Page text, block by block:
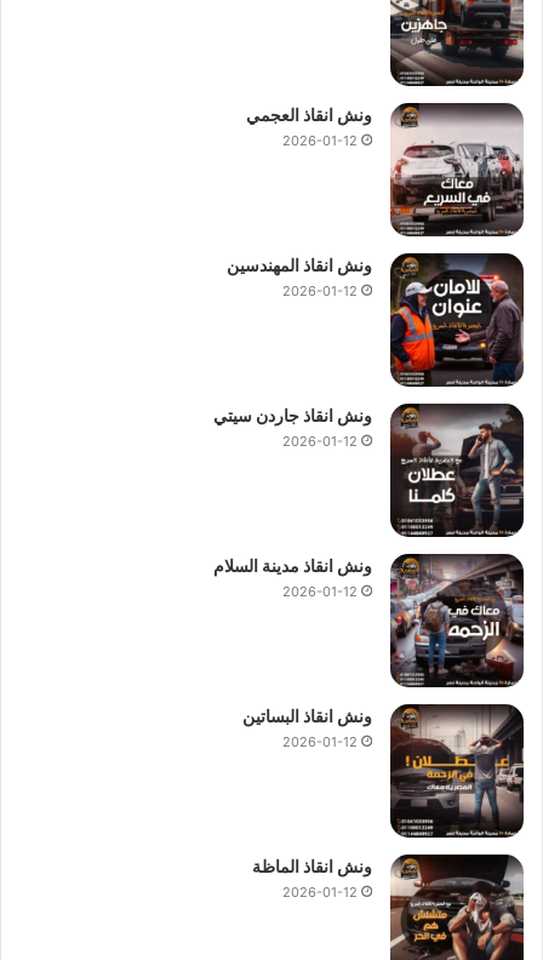
ونش انقاذ العجمي
2026-01-12
ونش انقاذ المهندسين
2026-01-12
ونش انقاذ جاردن سيتي
2026-01-12
ونش انقاذ مدينة السلام
2026-01-12
ونش انقاذ البساتين
2026-01-12
ونش انقاذ الماظة
2026-01-12